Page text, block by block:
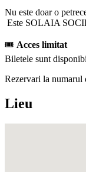
Nu este doar o
Este SOLAIA
🎟 Acces limitat
Biletele sunt
Rezervari la numarul
Lieu